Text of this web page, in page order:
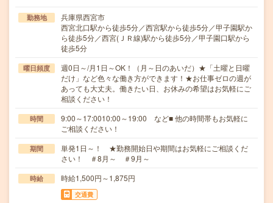
勤務地
兵庫県西宮市
西宮北口駅から徒歩5分／西宮駅から徒歩5分／甲子園駅か
ら徒歩5分／西宮(ＪＲ線)駅から徒歩5分／甲子園口駅から
徒歩5分
曜日頻度
週0日～/月1日～OK！（月～日のあいだ）★「土曜と日曜
だけ」など色々な働き方ができます！★お仕事ゼロの週が
あっても大丈夫。働きたい日、お休みの希望はお気軽にご
相談ください！
時間
9:00～17:0010:00～19:00 など■ 他の時間帯もお気軽に
ご相談ください！
期間
単発1日～！ ★勤務開始日や期間はお気軽にご相談くだ
さい！ ＃8月～ ＃9月～
時給 時給1,500円～1,875円
交通費